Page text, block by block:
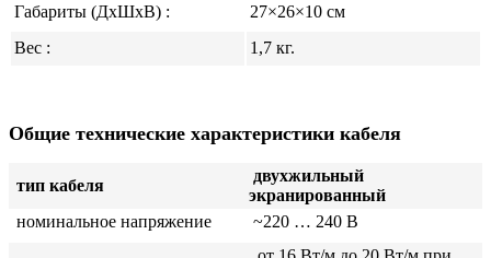
Габариты (ДхШхВ) :
27×26×10 см
Вес :
1,7 кг.
Общие технические характеристики кабеля
тип кабеля
двухжильный
экранированный
номинальное напряжение
~220 … 240 В